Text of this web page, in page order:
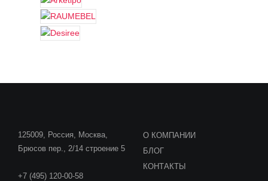
125009, Россия, Москва,
Брюсов пер., 2/14 строение 5
+7 (495) 120-00-58
О КОМПАНИИ
БЛОГ
КОНТАКТЫ